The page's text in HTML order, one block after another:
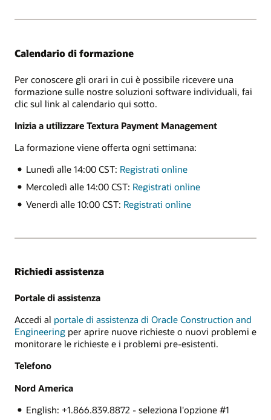
Calendario di formazione
Per conoscere gli orari in cui è possibile ricevere una
formazione sulle nostre soluzioni software individuali, fai
clic sul link al calendario qui sotto.
Inizia a utilizzare Textura Payment Management
La formazione viene offerta ogni settimana:
Lunedì alle 14:00 CST: Registrati online
Mercoledì alle 14:00 CST: Registrati online
Venerdì alle 10:00 CST: Registrati online
Richiedi assistenza
Portale di assistenza
Accedi al portale di assistenza di Oracle Construction and
Engineering per aprire nuove richieste o nuovi problemi e
monitorare le richieste e i problemi pre-esistenti.
Telefono
Nord America
English: +1.866.839.8872 - seleziona l'opzione #1